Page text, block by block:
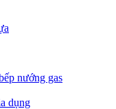
nướng gas
dụng